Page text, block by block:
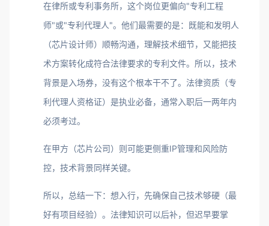
在律所或专利事务所，这个岗位更偏向"专利工程
师"或"专利代理人"。他们最需要的是：既能和发明人
（芯片设计师）顺畅沟通，理解技术细节，又能把技
术方案转化成符合法律要求的专利文件。所以，技术
背景是入场券，没有这个根本干不了。法律资质（专
利代理人资格证）是执业必备，通常入职后一两年内
必须考过。
在甲方（芯片公司）则可能更侧重IP管理和风险防
控，技术背景同样关键。
所以，总结一下：想入行，先确保自己技术够硬（最
好有项目经验）。法律知识可以后补，但迟早要掌